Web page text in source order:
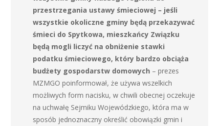
przestrzegania ustawy śmieciowej – jeśli
wszystkie okoliczne gminy będą przekazywać
śmieci do Spytkowa, mieszkańcy Związku
będą mogli liczyć na obniżenie stawki
podatku śmieciowego, który bardzo obciąża
budżety gospodarstw domowych – prezes
MZMGO poinformował, że używa wszelkich
możliwych form nacisku, w chwili obecnej oczekuje
na uchwałę Sejmiku Wojewódzkiego, która ma w
sposób jednoznaczny określić obowiązki gmin i